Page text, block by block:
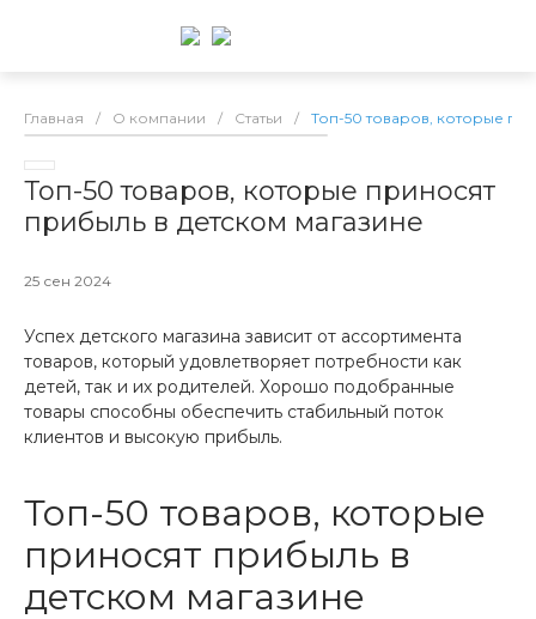
Главная / О компании / Статьи / Топ-50 товаров, которые
Топ-50 товаров, которые приносят
прибыль в детском магазине
25 сен 2024
Успех детского магазина зависит от ассортимента
товаров, который удовлетворяет потребности как
детей, так и их родителей. Хорошо подобранные
товары способны обеспечить стабильный поток
клиентов и высокую прибыль.
Топ-50 товаров, которые
приносят прибыль в
детском магазине